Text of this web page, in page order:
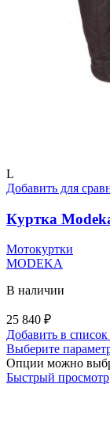
L
Добавить для
Куртка
Мотокуртки
MODEKA
В наличии
25 840 ₽
Добавить в
Выберите
Опции можно
Быстрый просмотр